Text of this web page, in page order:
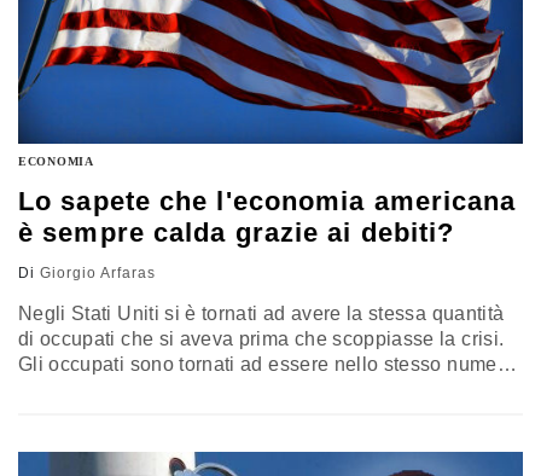
ECONOMIA
Lo sapete che l'economia americana
è sempre calda grazie ai debiti?
Di Giorgio Arfaras
Negli Stati Uniti si è tornati ad avere la stessa quantità
di occupati che si aveva prima che scoppiasse la crisi.
Gli occupati sono tornati ad essere nello stesso numero,